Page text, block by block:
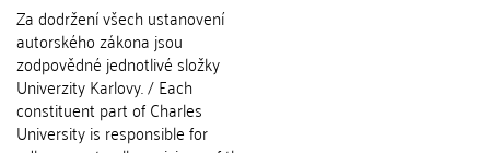
Za dodržení všech ustanovení
autorského zákona jsou
zodpovědné jednotlivé složky
Univerzity Karlovy. / Each
constituent part of Charles
University is responsible for